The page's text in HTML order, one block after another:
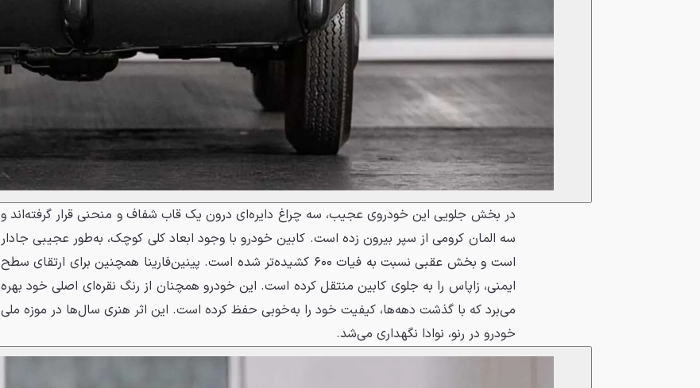
در بخش جلویی این خودروی عجیب، سه چراغ دایره‌ای درون یک قاب شفاف و منحنی قرار گرفته‌اند و
سه المان کرومی از سپر بیرون زده است. کابین خودرو با وجود ابعاد کلی کوچک، به‌طور عجیبی جادار
است و بخش عقبی نسبت به فیات ۶۰۰ کشیده‌تر شده است. پینین‌فارینا همچنین برای ارتقای سطح
ایمنی، زاپاس را به جلوی کابین منتقل کرده است. این خودرو همچنان از رنگ نقره‌ای اصلی خود بهره
می‌برد که با گذشت دهه‌ها، کیفیت خود را به‌خوبی حفظ کرده است. این اثر هنری سال‌ها در موزه ملی
خودرو در رنو، نوادا نگهداری می‌شد.